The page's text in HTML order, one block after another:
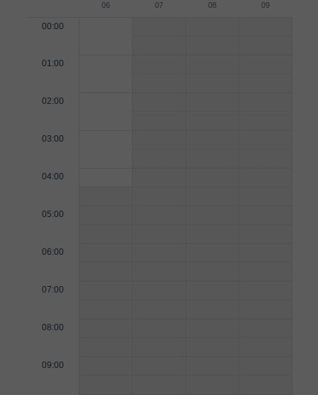
06
07
08
09
00:00
01:00
02:00
03:00
04:00
05:00
06:00
07:00
08:00
09:00